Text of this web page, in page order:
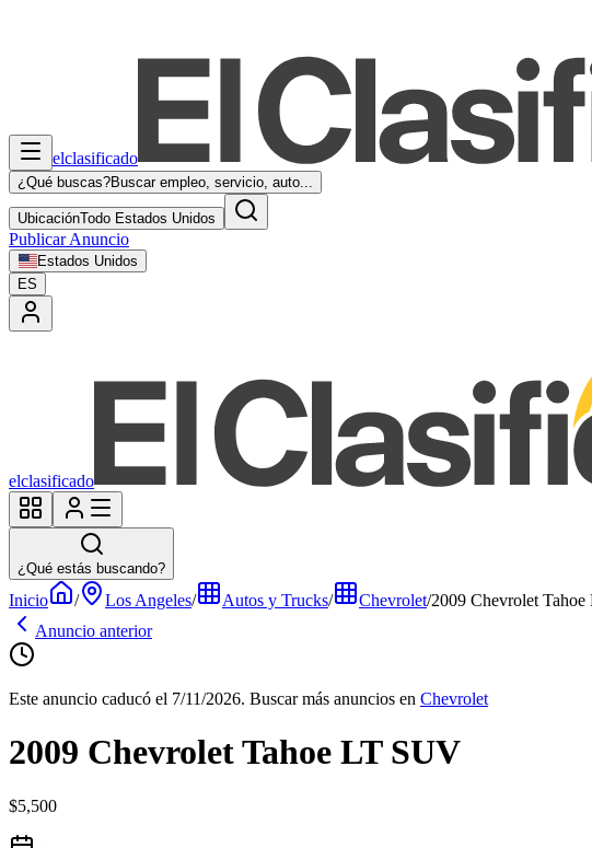
elclasificado
¿Qué buscas?Buscar empleo, servicio, auto...
UbicaciónTodo Estados Unidos
Publicar Anuncio
Estados Unidos
ES
elclasificado
¿Qué estás buscando?
Inicio / Los Angeles/ Autos y Trucks/ Chevrolet/2009 Chevrolet
Anuncio anterior
Este anuncio caducó el 7/11/2026. Buscar más anuncios en Chevrolet
2009 Chevrolet Tahoe LT SUV
$5,500